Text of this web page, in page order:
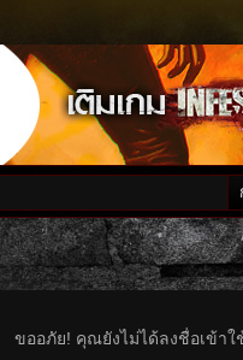
ขออภัย! คุณยังไม่ได้ลงชื่อเข้า